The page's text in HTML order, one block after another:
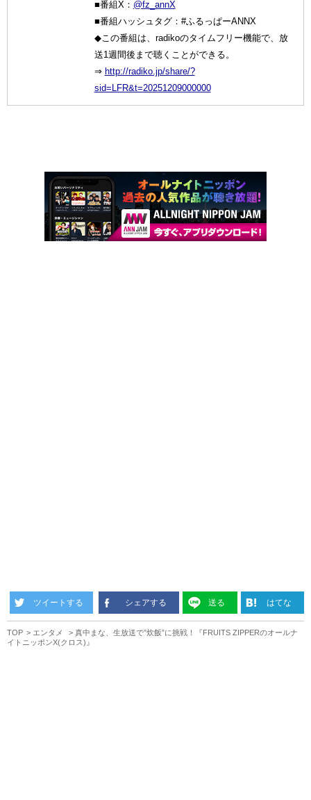
■番組X： @fz_annX
■番組ハッシュタグ：#ふるっぱーANNX
◆この番組は、radikoのタイムフリー機能で、放
送1週間後まで聴くことができる。
⇒ http://radiko.jp/share/?
sid=LFR&t=20251209000000
ツイートする シェアする 送る はてな
TOP エンタメ
真中まな、生放送で”炊飯”に挑戦！『FRUITS ZIPPERのオールナ
イトニッポンX(クロス)』